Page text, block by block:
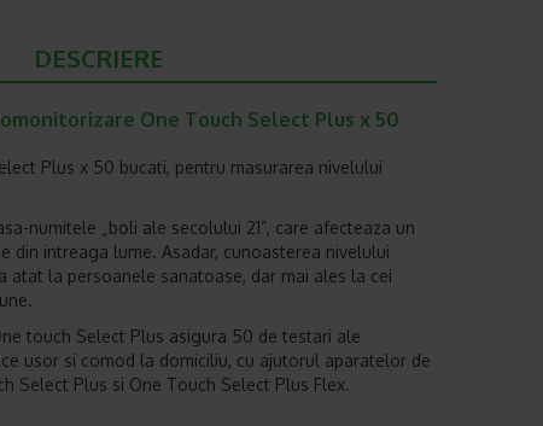
DESCRIERE
One Touch Select Plus x 50
Plus x 50 bucati, pentru masurarea nivelului
numitele „boli ale secolului 21”, care afecteaza un
din intreaga lume. Asadar, cunoasterea nivelului
atat la persoanele sanatoase, dar mai ales la cei
touch Select Plus asigura 50 de testari ale
usor si comod la domiciliu, cu ajutorul aparatelor de
Select Plus si One Touch Select Plus Flex.